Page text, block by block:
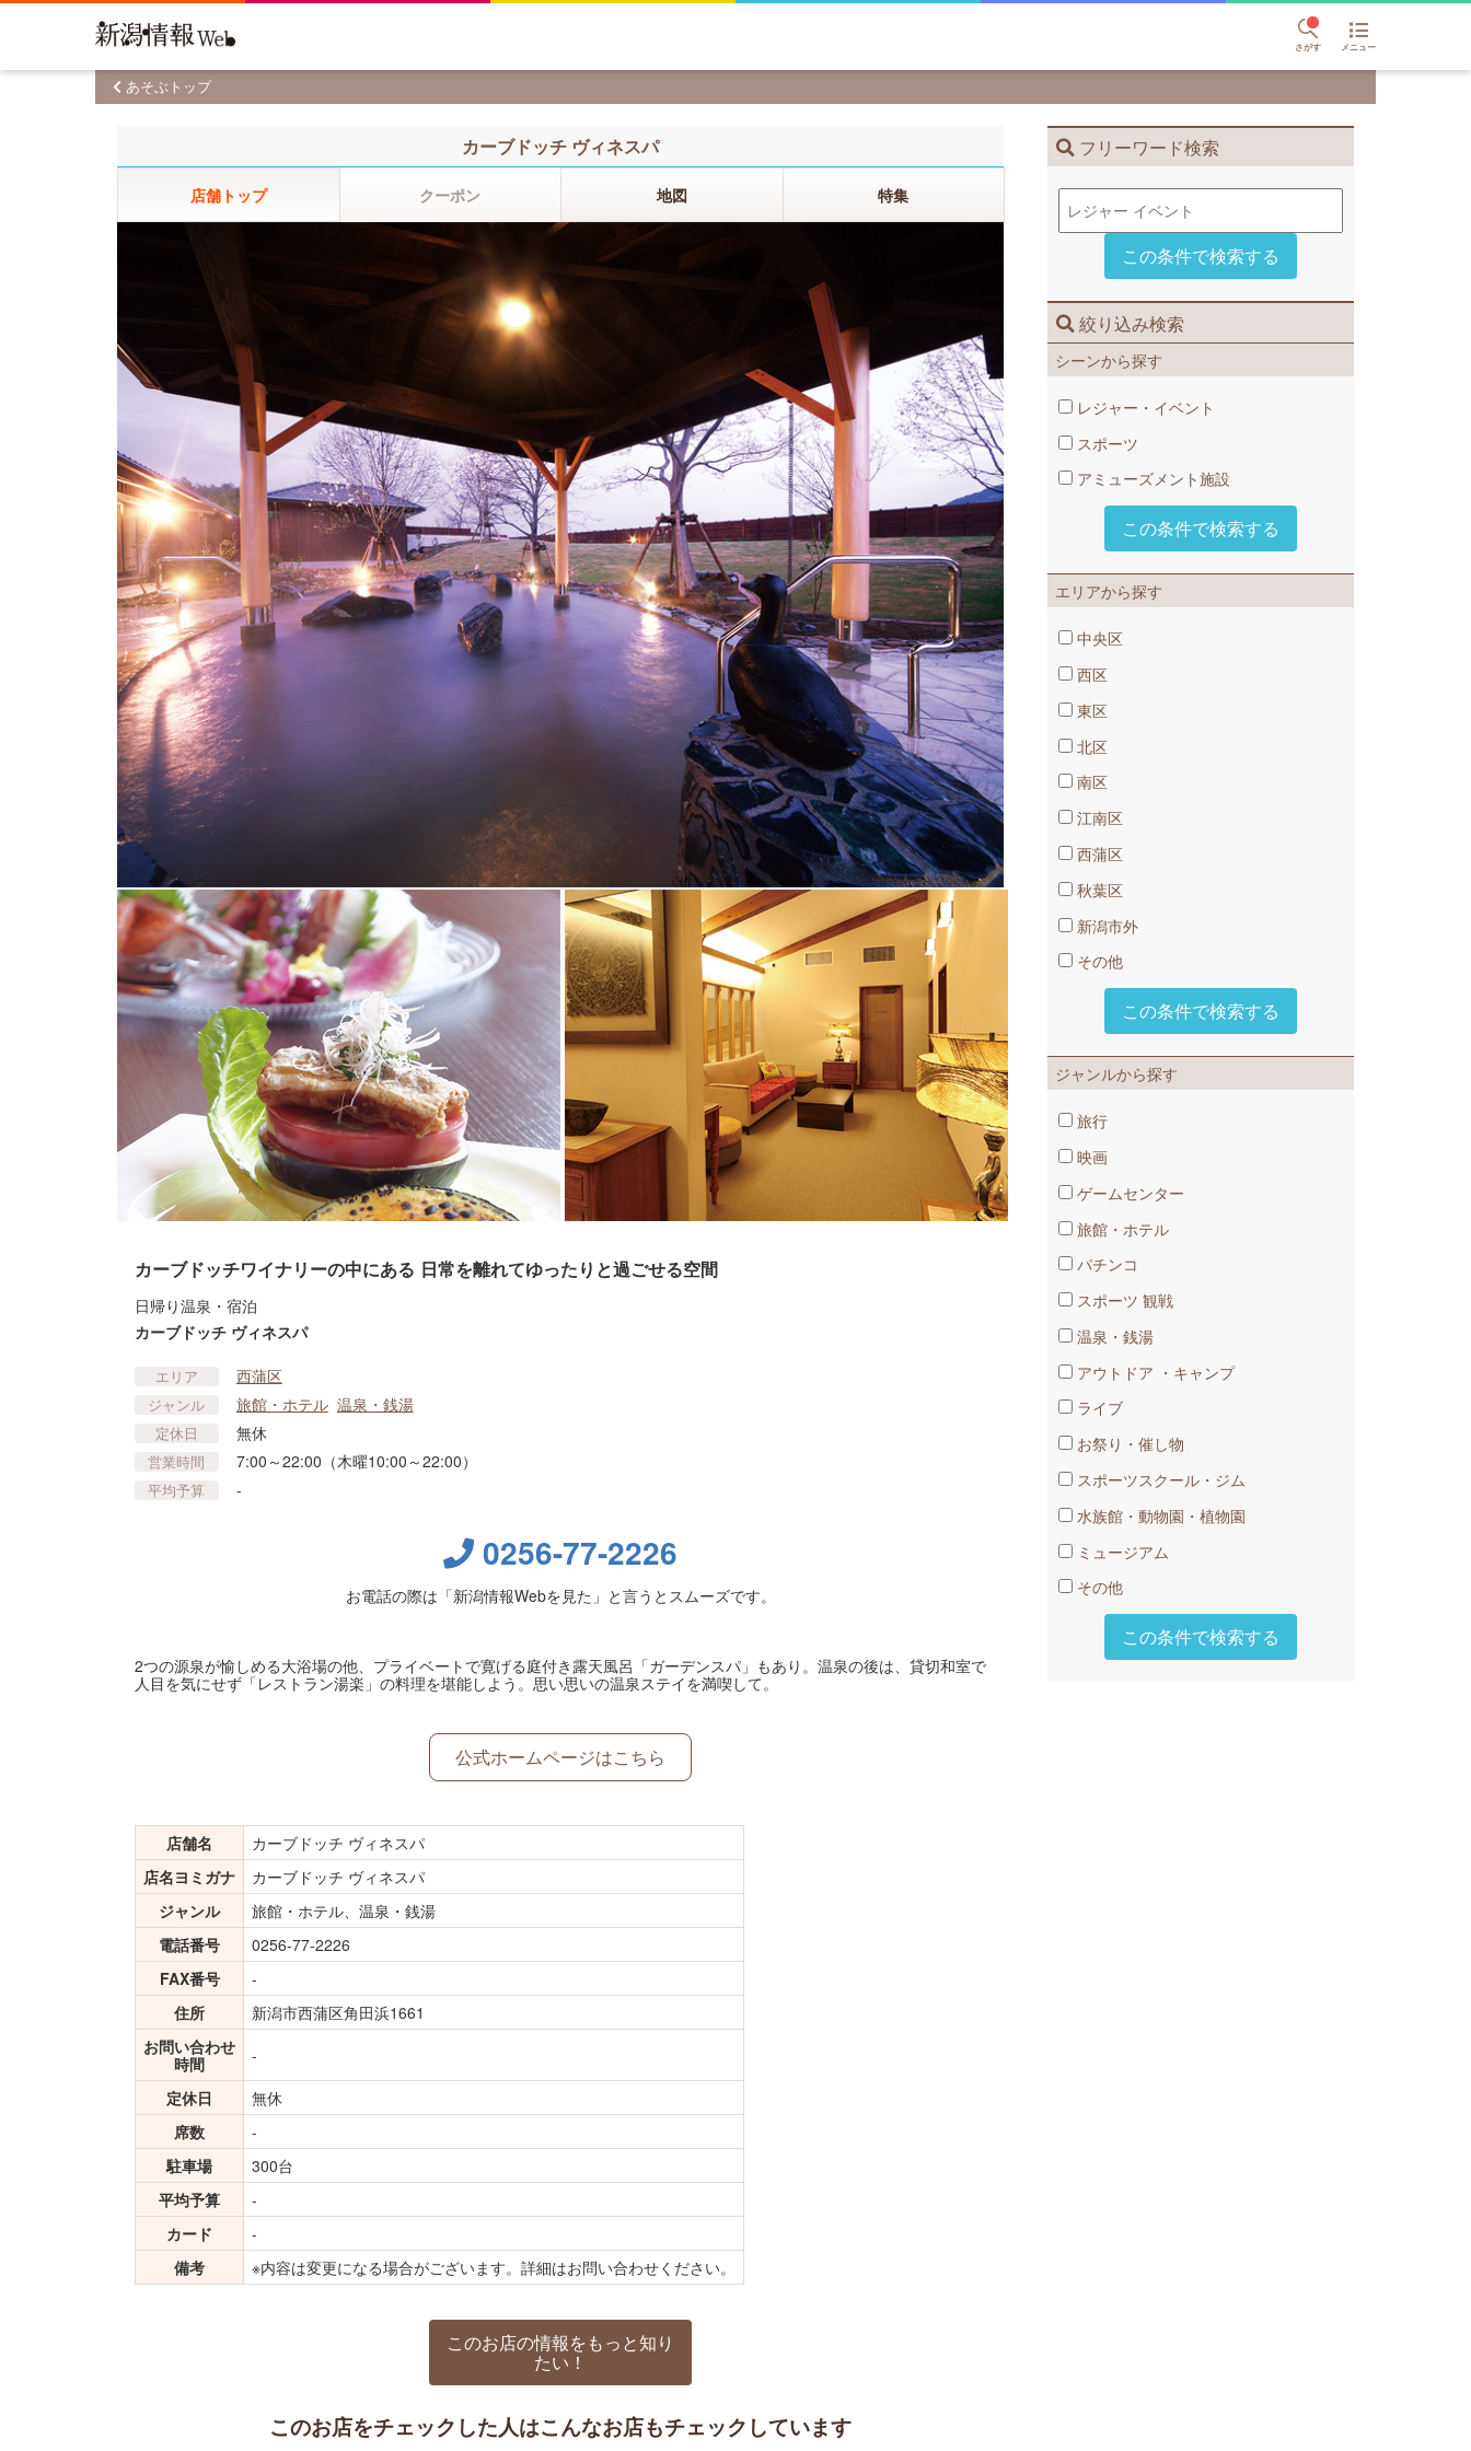
さがす メニュー
あそぶトップ
フリーワード検索
絞り込み検索
シーンから探す
レジャー・イベント
スポーツ
アミューズメント施設
エリアから探す
中央区
西区
東区
北区
南区
江南区
西蒲区
秋葉区
新潟市外
その他
ジャンルから探す
旅行
映画
ゲームセンター
旅館・ホテル
パチンコ
スポーツ​ 観戦
温泉・銭湯
アウトドア​ ・キャンプ
ライブ
お祭り・催し物
スポーツスクール・ジム
水族館・動物園・植物園
ミュージアム
その他
カーブドッチ ヴィネスパ
店舗トップ クーポン 地図 特集
カーブドッチワイナリーの中にある 日常を離れてゆったりと過ごせる空間
日帰り温泉・宿泊
カーブドッチ ヴィネスパ
エリア 西蒲区
ジャンル 旅館・ホテル 温泉・銭湯
定休日 無休
営業時間 7:00～22:00（木曜10:00～22:00）
平均予算 -
0256-77-2226
お電話の際は「新潟情報Webを見た」と言うとスムーズです。
2つの源泉が愉しめる大浴場の他、プライベートで寛げる庭付き露天風呂「ガーデンスパ」もあり。温泉の後は、貸切和室で
人目を気にせず「レストラン湯楽」の料理を堪能しよう。思い思いの温泉ステイを満喫して。
公式ホームページはこちら
店舗名
カーブドッチ ヴィネスパ
店名ヨミガナ
カーブドッチ ヴィネスパ
ジャンル
旅館・ホテル、温泉・銭湯
電話番号
0256-77-2226
FAX番号
-
住所
新潟市西蒲区角田浜1661
お問い合わせ
時間
-
定休日
無休
席数
-
駐車場
300台
平均予算
-
カード
-
備考
※内容は変更になる場合がございます。詳細はお問い合わせください。
このお店の情報をもっと知り
たい！
このお店をチェックした人はこんなお店もチェックしています